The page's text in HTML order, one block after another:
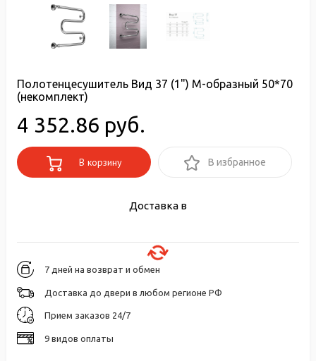
Полотенцесушитель Вид 37 (1") М-образный 50*70
(некомплект)
4 352.86 руб.
В корзину В избранное
Доставка в
7 дней на возврат и обмен
Доставка до двери в любом регионе РФ
Прием заказов 24/7
9 видов оплаты